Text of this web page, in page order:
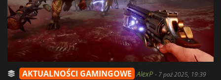
AKTUALNOŚCI GAMINGOWE AlexP - 7 paź 2025, 19:39